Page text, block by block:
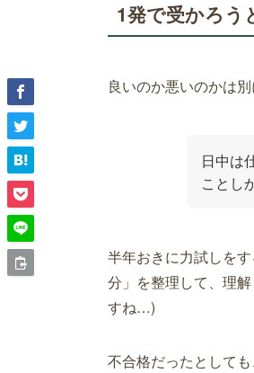
1発で受かろう
良いのか悪いのかは
日中は
ことし
半年おきに力試しを
分」を整理して、理
すね…)
不合格だったとして